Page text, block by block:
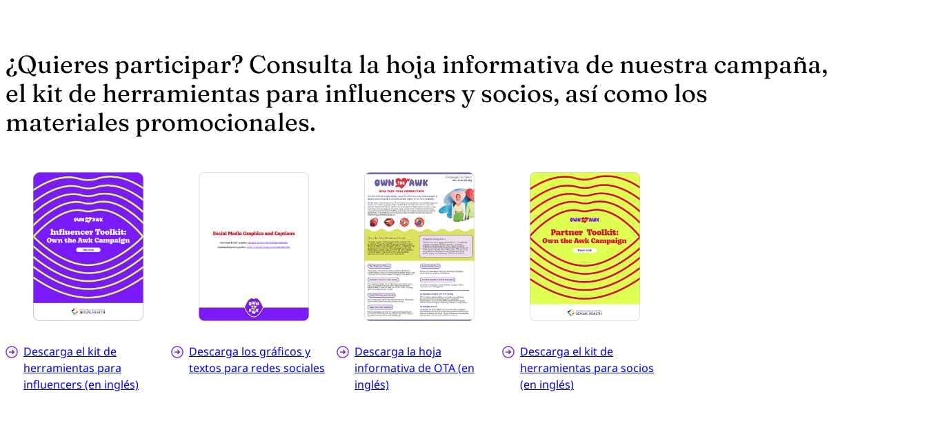
¿Quieres participar? Consulta la hoja informativa de nuestra campaña,
el kit de herramientas para influencers y socios, así como los
materiales promocionales.
Descarga el kit de
herramientas para
influencers (en inglés)
Descarga los gráficos y
textos para redes sociales
Descarga la hoja
informativa de OTA (en
inglés)
Descarga el kit de
herramientas para socios
(en inglés)